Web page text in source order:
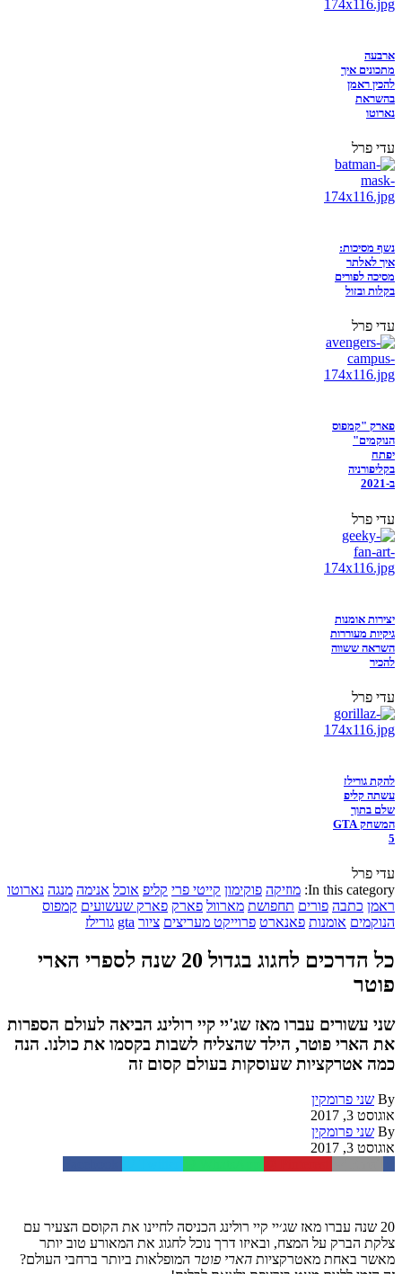
ארבעה
מתכונים איך
להכין ראמן
בהשראת
נארוטו
עדי פרל
נשף מסיכות:
איך לאלתר
מסיכה לפורים
בקלות ובזול
עדי פרל
פארק "קמפוס
הנוקמים"
יפתח
בקליפורניה
ב-2021
עדי פרל
יצירות אומנות
גיקיות מעוררות
השראה ששווה
להכיר
עדי פרל
להקת גורילז
עשתה קליפ
שלם בתוך
המשחק GTA
5
עדי פרל
In this category: מוזיקה פוקימון קייטי פרי קליפ אוכל אנימה מנגה נארוטו
ראמן כתבה פורים תחפושת מארוול פארק פארק שעשועים קמפוס
הנוקמים אומנות פאנארט פרוייקט מעריצים ציור gta גורילז
כל הדרכים לחגוג בגדול 20 שנה לספרי הארי
פוטר
שני עשורים עברו מאז שג'יי קיי רולינג הביאה לעולם הספרות
את הארי פוטר, הילד שהצליח לשבות בקסמו את כולנו. הנה
כמה אטרקציות שעוסקות בעולם קסום זה
By שני פרומקין
אוגוסט 3, 2017
By שני פרומקין
אוגוסט 3, 2017
20 שנה עברו מאז שג׳יי קיי רולינג הכניסה לחיינו את הקוסם הצעיר עם
צלקת הברק על המצח, ובאיזו דרך נוכל לחגוג את המאורע טוב יותר
מאשר באחת מאטרקציות הארי פוטר המופלאות ביותר ברחבי העולם?